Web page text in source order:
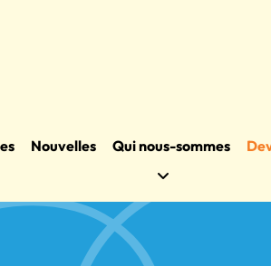
Nouvelles Qui nous-sommes